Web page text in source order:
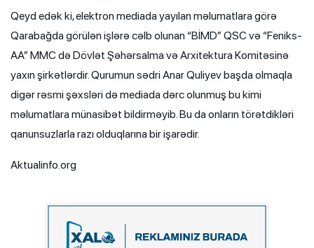
Qeyd edək ki, elektron mediada yayılan məlumatlara görə
Qarabağda görülən işlərə cəlb olunan “BİMD” QSC və “Feniks-
AA” MMC də Dövlət Şəhərsalma və Arxitektura Komitəsinə
yaxın şirkətlərdir. Qurumun sədri Anar Quliyev başda olmaqla
digər rəsmi şəxsləri də mediada dərc olunmuş bu kimi
məlumatlara münasibət bildirməyib. Bu da onların törətdikləri
qanunsuzlarla razı olduqlarına bir işarədir.
Aktualinfo.org